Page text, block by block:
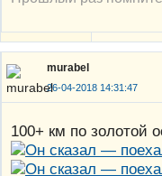
murabel
26-04-2018 14:31:47
100+ км по золотой